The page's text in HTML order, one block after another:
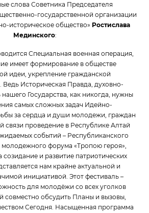
слова Советника Председателя
государственной организации
историческое общество» Ростислава
Мединского:
Специальная военная операция,
имеет формирование в обществе
идеи, укрепление гражданской
Ведь Историческая Правда, духовно-
Государства, как никогда, нужны
самых сложных задач Идейно-
за сердца и души молодежи, граждан
связи проведение в Республике Алтай
событий – Республиканского
молодежного форума «Тропою героя»,
созидание и развитие патриотических
нам крайне актуальной и
инициативой. Этот фестиваль –
для молодёжи со всех уголков
совместно обсудить Планы и вызовы,
Сегодня. Насыщенная программа